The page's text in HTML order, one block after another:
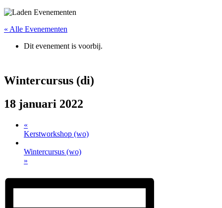
« Alle Evenementen
Dit evenement is voorbij.
Wintercursus (di)
18 januari 2022
«
Kerstworkshop (wo)
Wintercursus (wo)
»